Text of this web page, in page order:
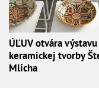
ÚĽUV otvára výstavu
keramickej tvorby
Mlícha